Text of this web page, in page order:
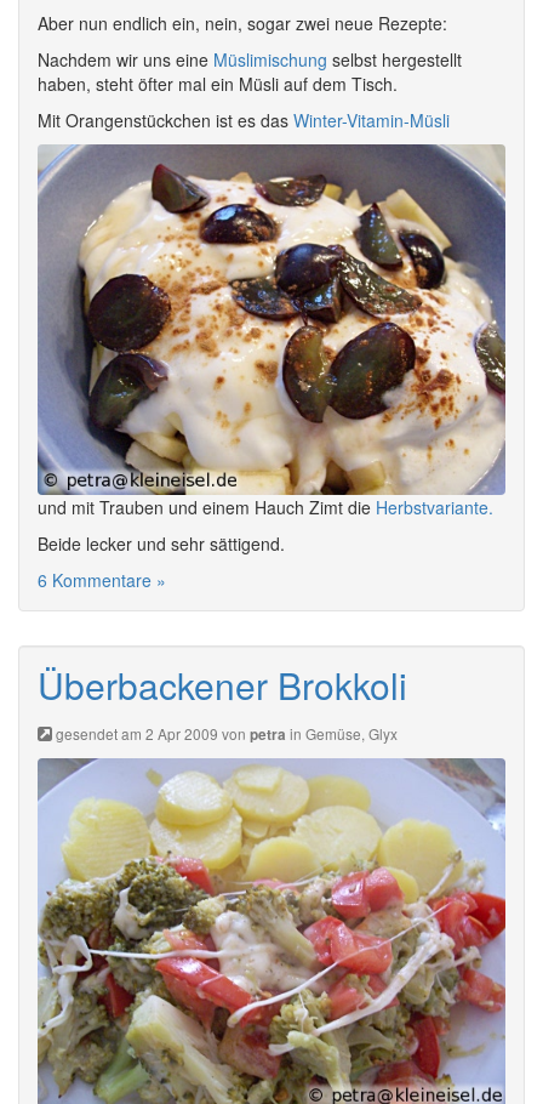
Aber nun endlich ein, nein, sogar zwei neue Rezepte:
Nachdem wir uns eine Müslimischung selbst hergestellt
haben, steht öfter mal ein Müsli auf dem Tisch.
Mit Orangenstückchen ist es das Winter-Vitamin-Müsli
und mit Trauben und einem Hauch Zimt die Herbstvariante.
Beide lecker und sehr sättigend.
6 Kommentare »
Überbackener Brokkoli
gesendet am 2 Apr 2009 von petra in Gemüse, Glyx